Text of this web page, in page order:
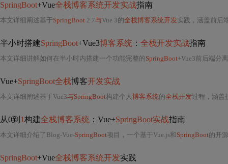
SpringBoot+Vue全栈博客系统开发实战指南
本文详细阐述基于SpringBoot 2.7与Vue 3的全栈博客系统开发实践，涵盖前后端分离架构、MySQL 8.0数据库设计（含六张核心表
半小时搭建SpringBoot+Vue3博客系统 ： 全栈开发实战指南
本文详细讲解如何在半小时内搭建一个功能完整的SpringBoot+Vue3前后端分离
Vue+SpringBoot全栈博客开发实战
本文详细阐述基于Vue3与SpringBoot构建个人 博客系统的全栈开发过程，涵盖技术选型（Vue3、
从0到 1构建全栈博客系统 ：Vue+SpringBoot实战指南
本文详细介绍了Blog-Vue-SpringBoot项目，一个基于Vue.js和SpringBoot的开源
SpringBoot+Vue全栈博客系统开发实践